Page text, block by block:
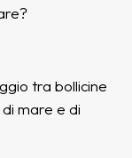
tra bollicine
mare e di